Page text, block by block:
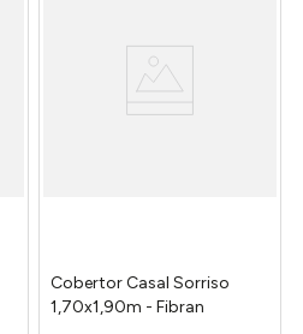
Cobertor Casal Sorriso
1,70x1,90m - Fibran